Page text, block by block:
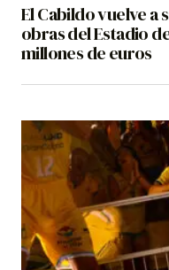
El Cabildo vuelve a
obras del Estadio
millones de euros